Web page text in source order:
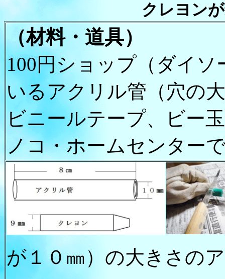
クレヨン
（材料・ 道具）
100円ショップ（ダイ
いるアクリル管（穴の
ビニールテープ、ビー
ノコ・ホームセンター
が１０㎜）の大きさの